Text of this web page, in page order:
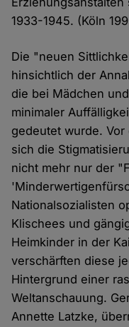
1933-1945. (Köln
Die "neuen
hinsichtlich der
die bei Mädchen
minimaler
gedeutet wurde.
sich die
nicht mehr nur der
Nationalsozialisten
Klischees und
Heimkinder in der
verschärften diese
Hintergrund einer
Weltanschauung.
Annette Latzke,